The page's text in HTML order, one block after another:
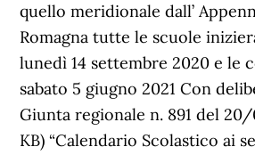
quello meridionale dall’
Romagna tutte le scuole
lunedì 14 settembre 2020 e le
sabato 5 giugno 2021 Con
Giunta regionale n. 891 del 20/
KB) “Calendario Scolastico ai